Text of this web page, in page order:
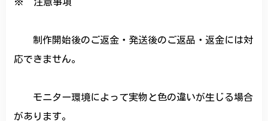
制作開始後のご返金・発送後のご返品・返金には対
応できません。
モニター環境によって実物と色の違いが生じる場合
があります。